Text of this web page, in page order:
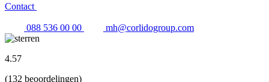
Contact
088 536 00 00 mh@corlidogroup.com
4.57
(132 beoordelingen)